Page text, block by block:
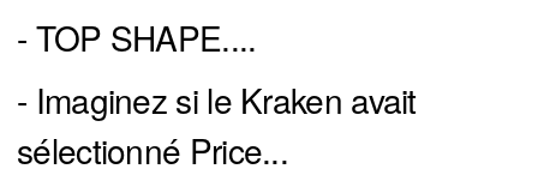
- TOP SHAPE....
- Imaginez si le Kraken avait
sélectionné Price...